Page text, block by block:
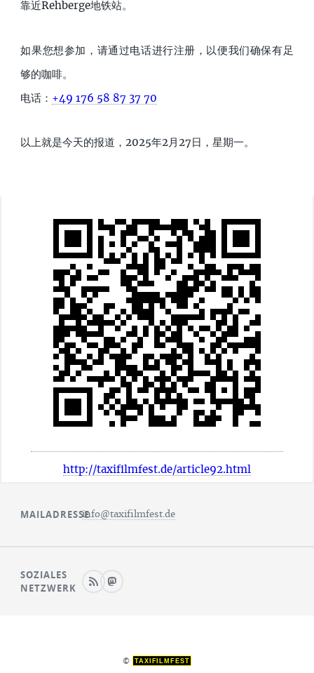
靠近Rehberge地铁站。
如果您想参加，请通过电话进行注册，以便我们确保有足
够的咖啡。
电话： +49 176 58 87 37 70
以上就是今天的报道，2025年2月27日，星期一。
http://taxifilmfest.de/article92.html
MAILADRESSEinfo@taxifilmfest.de
SOZIALES
NETZWERK
© TAXIFILMFEST